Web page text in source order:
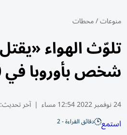
منوعات/محطات
شخص بأوروبا في 2020
24 نوفمبر 2022 12:54 مساء | آخر تحديث:
استمع دقائق القراءة - 2